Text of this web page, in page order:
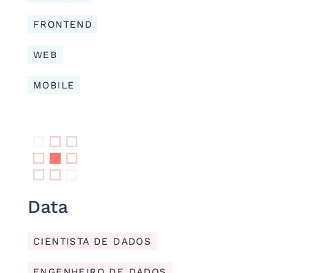
FRONTEND
WEB
MOBILE
Data
CIENTISTA DE DADOS